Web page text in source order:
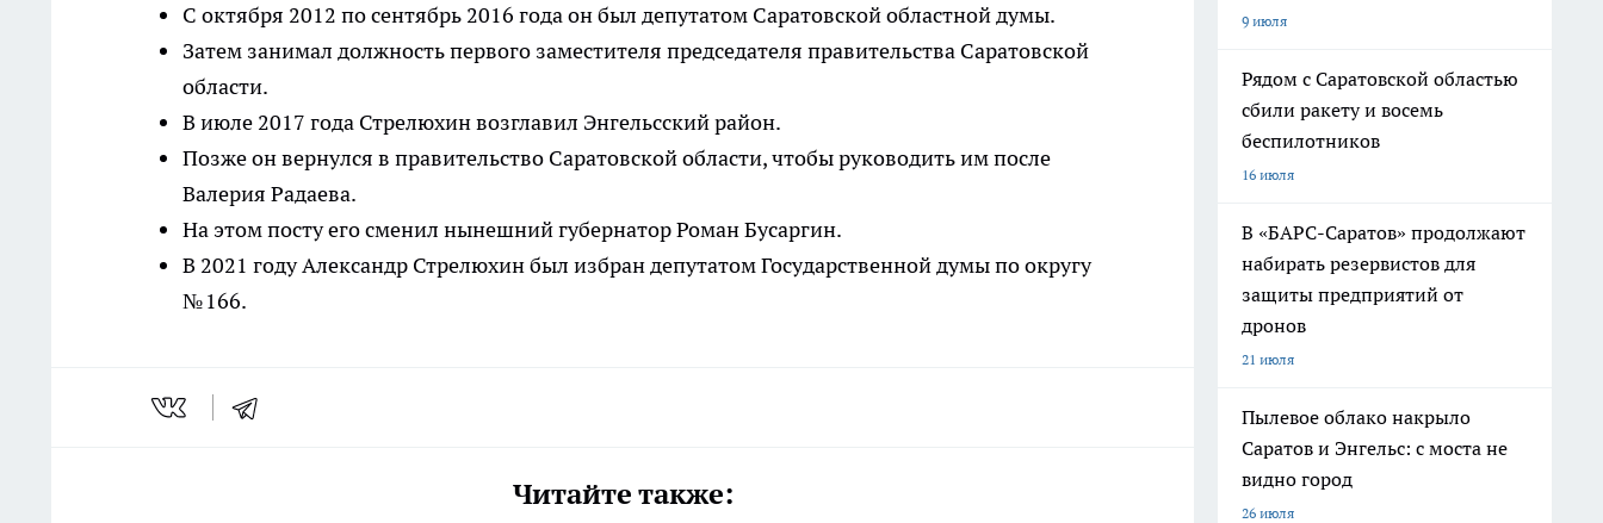
С октября 2012 по сентябрь 2016 года он был депутатом Саратовской областной думы.
Затем занимал должность первого заместителя председателя правительства Саратовской
области.
В июле 2017 года Стрелюхин возглавил Энгельсский район.
Позже он вернулся в правительство Саратовской области, чтобы руководить им после
Валерия Радаева.
На этом посту его сменил нынешний губернатор Роман Бусаргин.
В 2021 году Александр Стрелюхин был избран депутатом Государственной думы по округу
№ 166.
Читайте также:
9 июля
Рядом с Саратовской областью
сбили ракету и восемь
беспилотников
16 июля
В «БАРС-Саратов» продолжают
набирать резервистов для
защиты предприятий от
дронов
21 июля
Пылевое облако накрыло
Саратов и Энгельс: с моста не
видно город
26 июля